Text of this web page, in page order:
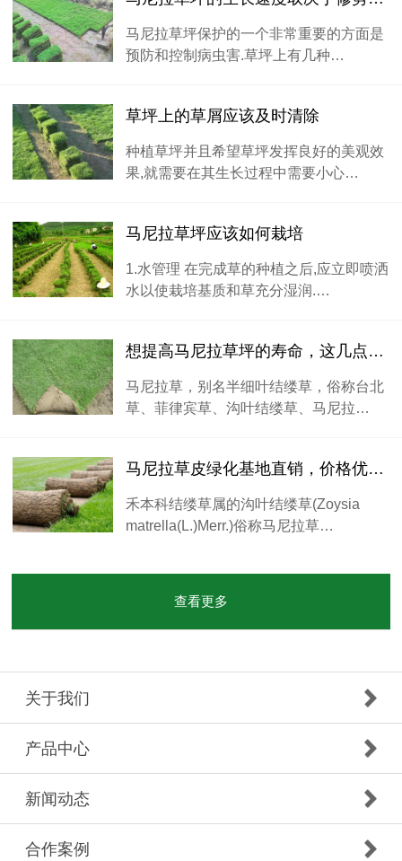
马尼拉草坪保护的一个非常重要的方面是
预防和控制病虫害.草坪上有几种…
草坪上的草屑应该及时清除
种植草坪并且希望草坪发挥良好的美观效
果,就需要在其生长过程中需要小心…
马尼拉草坪应该如何栽培
1.水管理 在完成草的种植之后,应立即喷洒
水以使栽培基质和草充分湿润.…
想提高马尼拉草坪的寿命，这几点一定要注意
马尼拉草，别名半细叶结缕草，俗称台北
草、菲律宾草、沟叶结缕草、马尼拉…
马尼拉草皮绿化基地直销，价格优惠，欢迎来电订购！
禾本科结缕草属的沟叶结缕草(Zoysia
matrella(L.)Merr.)俗称马尼拉草…
查看更多
关于我们
产品中心
新闻动态
合作案例